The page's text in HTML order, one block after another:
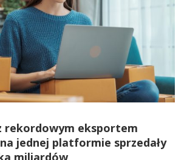
rekordowym eksportem
jednej platformie sprzedały
miliardów